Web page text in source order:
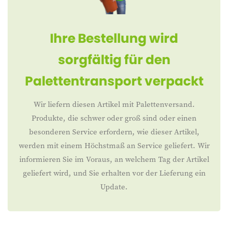
Ihre Bestellung wird
sorgfältig für den
Palettentransport verpackt
Wir liefern diesen Artikel mit Palettenversand.
Produkte, die schwer oder groß sind oder einen
besonderen Service erfordern, wie dieser Artikel,
werden mit einem Höchstmaß an Service geliefert. Wir
informieren Sie im Voraus, an welchem Tag der Artikel
geliefert wird, und Sie erhalten vor der Lieferung ein
Update.